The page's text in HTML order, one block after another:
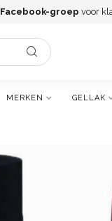
Facebook-groep voor
MERKEN GELLAK